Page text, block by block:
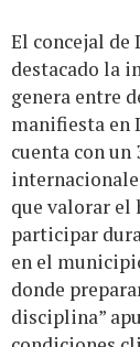
El concejal de
destacado la
genera entre
manifiesta en
cuenta con
que valorar el
participar
en el
donde
disciplina”